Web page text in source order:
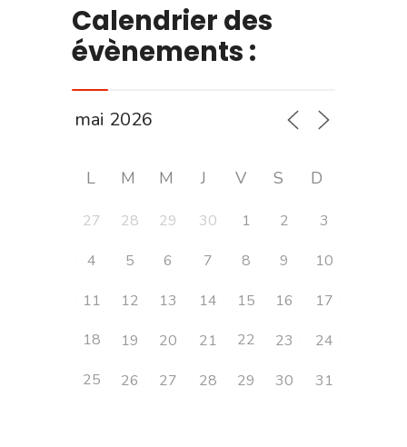
Calendrier des
évènements :
L M M J V S D
27 28 29 30 1 2
3
4
5 6 7 8 9
10
11
12 13 14 15 16
17
18
19 20 21 22 23
24
25
26 27 28 29 30 31